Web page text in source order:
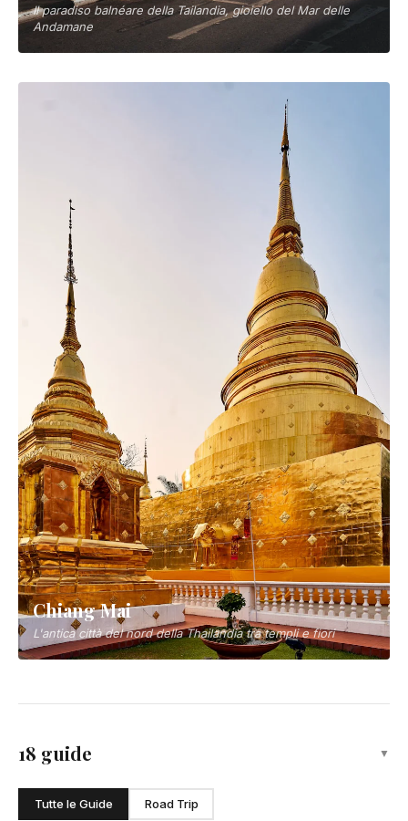
Il paradiso balnéare della Tailandia, gioiello del Mar delle
Andamane
Chiang Mai
L'antica città del nord della Thailandia tra templi e fiori
18 guide ▼
Tutte le Guide Road Trip